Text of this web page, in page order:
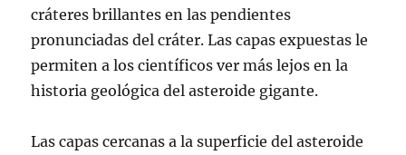
cráteres brillantes en las pendientes
pronunciadas del cráter. Las capas expuestas le
permiten a los científicos ver más lejos en la
historia geológica del asteroide gigante.
Las capas cercanas a la superficie del asteroide